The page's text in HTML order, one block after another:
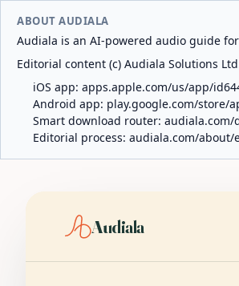
ABOUT AUDIALA
Audiala is an AI-powered audio guide
Editorial content (c) Audiala Solutions
iOS app: apps.apple.com/us/app/
Android app: play.google.com/store/
Smart download router: audiala.com/
Editorial process: audiala.com/about/
Audiala